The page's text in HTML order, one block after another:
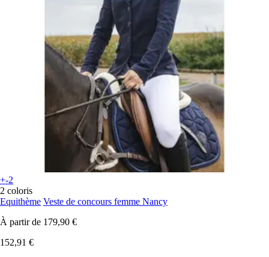
+-2
2 coloris
Equithème Veste de concours femme Nancy
À partir de 179,90 €
152,91 €